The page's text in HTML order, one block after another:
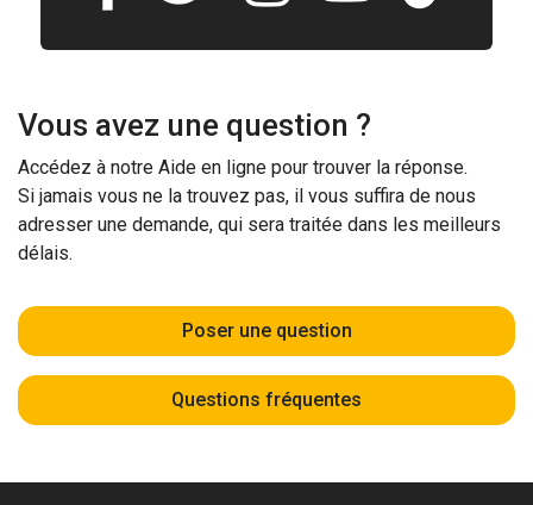
Vous avez une question ?
Accédez à notre Aide en ligne pour trouver la réponse.
Si jamais vous ne la trouvez pas, il vous suffira de nous
adresser une demande, qui sera traitée dans les meilleurs
délais.
Poser une question
Questions fréquentes